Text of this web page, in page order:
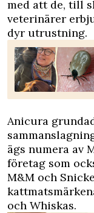
med att de, till
veterinärer
dyr utrustning.
Anicura
ägs numera av
företag som
M&M och
och Whiskas.